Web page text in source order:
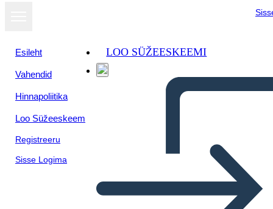
Esileht
Vahendid
Hinnapoliitika
Loo Süžeeskeem
Registreeru
Sisse Logima
LOO SÜŽEESKEEMI